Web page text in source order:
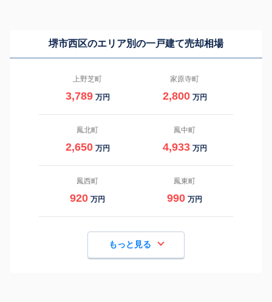
堺市西区のエリア別の一戸建て売却相場
上野芝町
3,789 万円
家原寺町
2,800 万円
鳳北町
2,650 万円
鳳中町
4,933 万円
鳳西町
920 万円
鳳東町
990 万円
もっと見る